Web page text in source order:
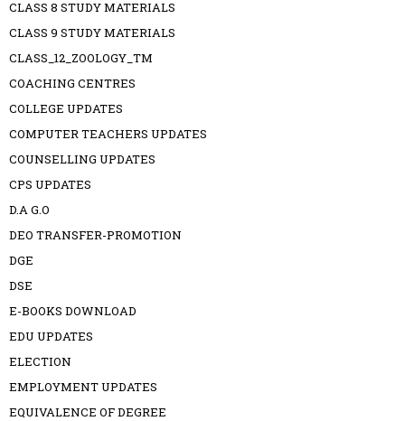
CLASS 8 STUDY MATERIALS
CLASS 9 STUDY MATERIALS
CLASS_12_ZOOLOGY_TM
COACHING CENTRES
COLLEGE UPDATES
COMPUTER TEACHERS UPDATES
COUNSELLING UPDATES
CPS UPDATES
D.A G.O
DEO TRANSFER-PROMOTION
DGE
DSE
E-BOOKS DOWNLOAD
EDU UPDATES
ELECTION
EMPLOYMENT UPDATES
EQUIVALENCE OF DEGREE